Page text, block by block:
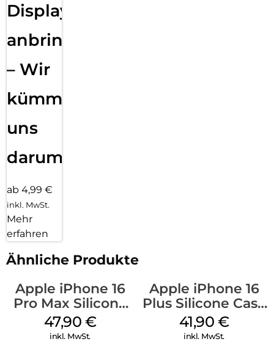
Displayfolie
anbringen
– Wir
kümmern
uns
darum!
ab 4,99 €
inkl. MwSt.
Mehr
erfahren
Ähnliche Produkte
Apple iPhone 16
Pro Max Silicone
Case MagSafe
Black
47,90 €
inkl. MwSt.
Apple iPhone 16
Plus Silicone Case
MagSafe Stone
Gray
41,90 €
inkl. MwSt.